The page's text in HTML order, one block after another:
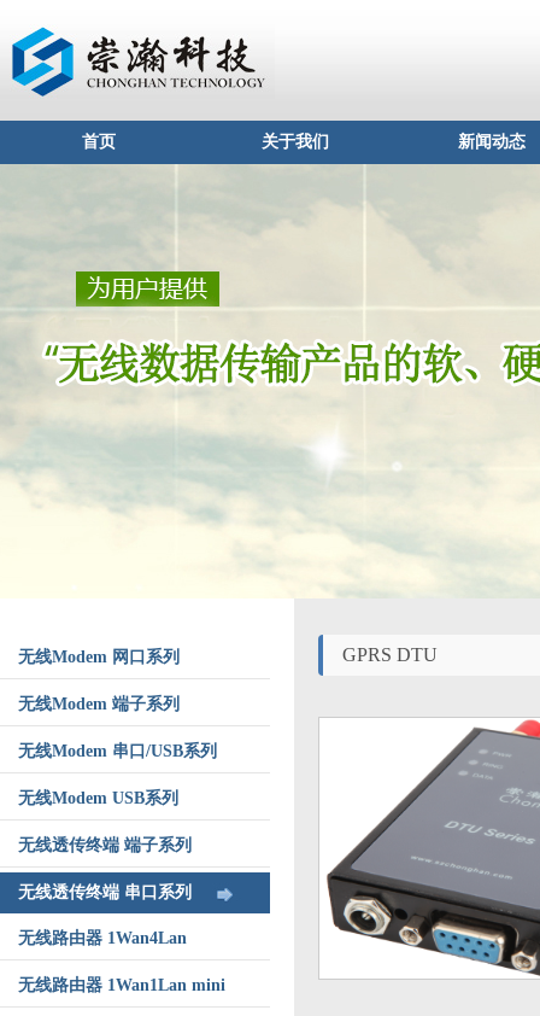
首页 关于我们 新闻动态
无线Modem 网口系列
无线Modem 端子系列
无线Modem 串口/USB系列
无线Modem USB系列
无线透传终端 端子系列
无线透传终端 串口系列
无线路由器 1Wan4Lan
无线路由器 1Wan1Lan mini
GPRS DTU